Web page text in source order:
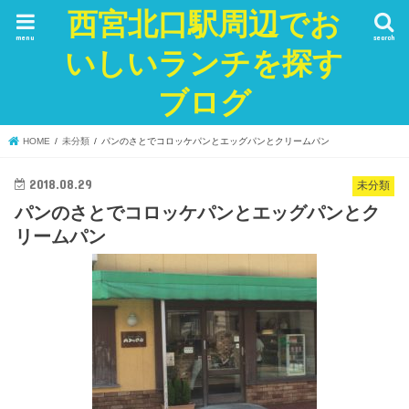
西宮北口駅周辺でお
いしいランチを探す
ブログ
search
menu
HOME 未分類 パンのさとでコロッケパンとエッグパンとクリームパン
未分類
2018.08.29
パンのさとでコロッケパンとエッグパンとク
リームパン